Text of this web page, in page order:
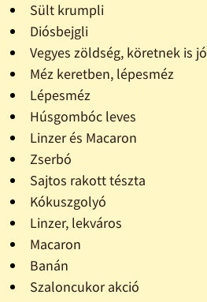
Sült krumpli
Diósbejgli
Vegyes zöldség, köretnek is jó
Méz keretben, lépesméz
Lépesméz
Húsgombóc leves
Linzer és Macaron
Zserbó
Sajtos rakott tészta
Kókuszgolyó
Linzer, lekváros
Macaron
Banán
Szaloncukor akció